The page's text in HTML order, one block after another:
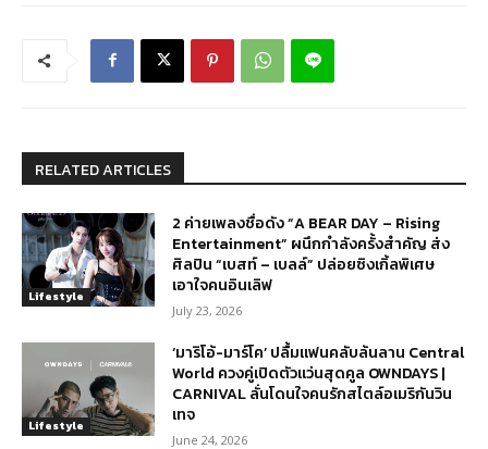
RELATED ARTICLES
Lifestyle
2 ค่ายเพลงชื่อดัง “A BEAR DAY – Rising
Entertainment” ผนึกกำลังครั้งสำคัญ ส่ง
ศิลปิน “เบสท์ – เบลล์” ปล่อยซิงเกิ้ลพิเศษ
เอาใจคนอินเลิฟ
July 23, 2026
Lifestyle
‘มาริโอ้-มาร์โค’ ปลื้มแฟนคลับล้นลาน Central
World ควงคู่เปิดตัวแว่นสุดคูล OWNDAYS |
CARNIVAL ลั่นโดนใจคนรักสไตล์อเมริกันวิน
เทจ
June 24, 2026